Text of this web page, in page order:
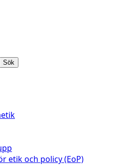
etik och policy (EoP)